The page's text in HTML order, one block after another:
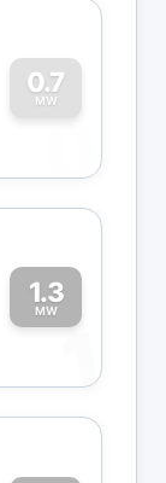
0.7
MW
0
1.3
MW
1